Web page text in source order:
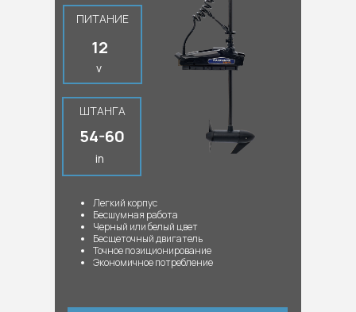
ШТАНГА
in
54-60
v
12
ПИТАНИЕ
Легкий корпус
Бесшумная работа
Черный или белый цвет
Бесщеточный двигатель
Точное позиционирование
Экономичное потребление